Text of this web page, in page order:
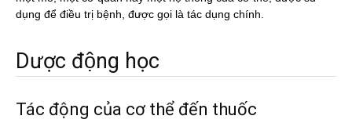
dụng để điều trị bệnh, được gọi là tác dụng chính.
Dược động học
Tác động của cơ thể đến thuốc